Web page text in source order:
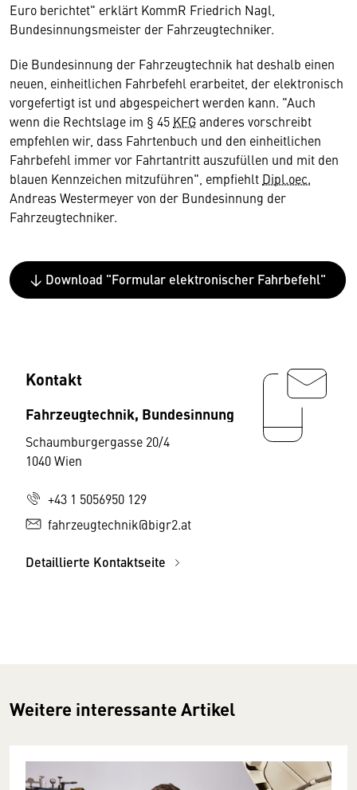
Euro berichtet" erklärt KommR Friedrich Nagl,
Bundesinnungsmeister der Fahrzeugtechniker.
Die Bundesinnung der Fahrzeugtechnik hat deshalb einen
neuen, einheitlichen Fahrbefehl erarbeitet, der elektronisch
vorgefertigt ist und abgespeichert werden kann. "Auch
wenn die Rechtslage im § 45 KFGanderes vorschreibt
empfehlen wir, dass Fahrtenbuch und den einheitlichen
Fahrbefehl immer vor Fahrtantritt auszufüllen und mit den
blauen Kennzeichen mitzuführen", empfiehlt Dipl.oec.
Andreas Westermeyer von der Bundesinnung der
Fahrzeugtechniker.
↓ Download "Formular elektronischer Fahrbefehl"
Kontakt
Fahrzeugtechnik, Bundesinnung
Schaumburgergasse 20/4
1040 Wien
+43 1 5056950 129
fahrzeugtechnik@bigr2.at
Detaillierte Kontaktseite
Weitere interessante Artikel